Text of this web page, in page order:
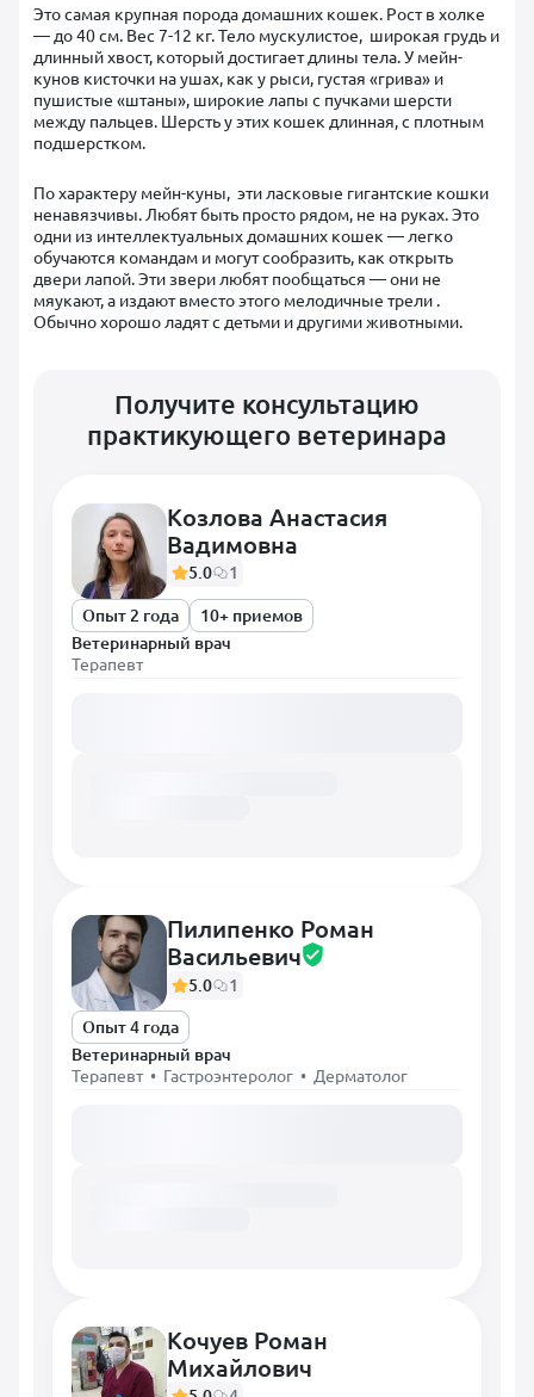
Это самая крупная порода домашних кошек. Рост в холке
— до 40 см. Вес 7-12 кг. Тело мускулистое, широкая грудь и
длинный хвост, который достигает длины тела. У мейн-
кунов кисточки на ушах, как у рыси, густая «грива» и
пушистые «штаны», широкие лапы с пучками шерсти
между пальцев. Шерсть у этих кошек длинная, с плотным
подшерстком.
По характеру мейн-куны, эти ласковые гигантские кошки
ненавязчивы. Любят быть просто рядом, не на руках. Это
одни из интеллектуальных домашних кошек — легко
обучаются командам и могут сообразить, как открыть
двери лапой. Эти звери любят пообщаться — они не
мяукают, а издают вместо этого мелодичные трели .
Обычно хорошо ладят с детьми и другими животными.
Получите консультацию
практикующего ветеринара
Козлова Анастасия
Вадимовна
5.0
1
Опыт 2 года
10+ приемов
Ветеринарный врач
Терапевт
Пилипенко Роман
Васильевич
5.0
1
Опыт 4 года
Ветеринарный врач
Терапевт • Гастроэнтеролог • Дерматолог
Кочуев Роман
Михайлович